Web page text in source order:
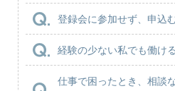
登録会に参加せず、申込
経験の少ない私でも働け
仕事で困ったとき、相談